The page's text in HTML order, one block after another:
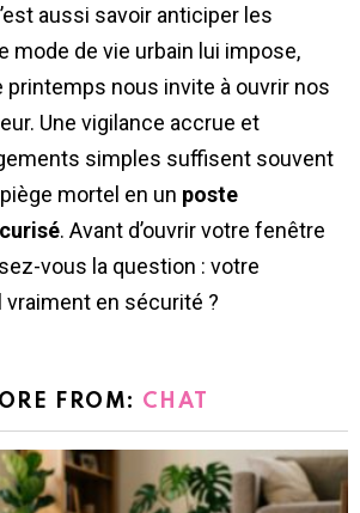
aussi savoir anticiper les
mode de vie urbain lui impose,
nous invite à ouvrir nos
Une vigilance accrue et
simples suffisent souvent
mortel en un poste
. Avant d’ouvrir votre fenêtre
vous la question : votre
en sécurité ?
FROM: CHAT